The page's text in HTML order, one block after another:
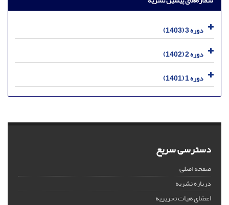
دوره 3 (1403)
دوره 2 (1402)
دوره 1 (1401)
دسترسی سریع
صفحه اصلی
درباره نشریه
اعضای هیات تحریریه